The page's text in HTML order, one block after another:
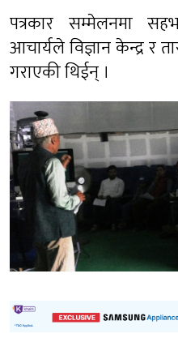
पत्रकार सम्मेलनमा
आचार्यले विज्ञान केन्द्र र
गराएकी थिईन् ।